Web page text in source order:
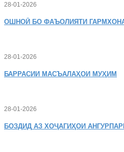
28-01-2026
ОШНОӢ БО ФАЪОЛИЯТИ
28-01-2026
БАРРАСИИ МАСЪАЛАҲОИ МУҲИМ
28-01-2026
БОЗДИД АЗ ХОҶАГИҲОИ